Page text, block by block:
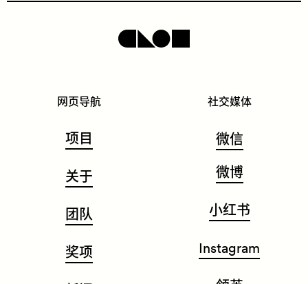
网页导航
项目
关于
团队
奖项
社交媒体
微信
微博
小红书
Instagram